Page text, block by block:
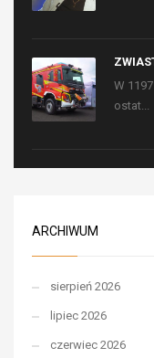
W
ostat...
ARCHIWUM
sierpień 2026
lipiec 2026
czerwiec 2026